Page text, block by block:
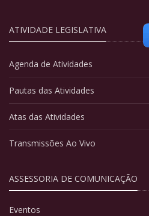
ATIVIDADE LEGISLATIVA
Agenda de Atividades
Pautas das Atividades
Atas das Atividades
Transmissões Ao Vivo
ASSESSORIA DE COMUNICAÇÃO
Eventos